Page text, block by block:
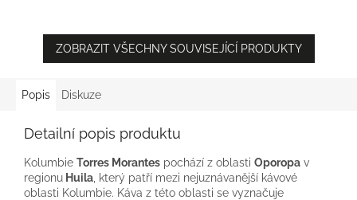
ZOBRAZIT VŠECHNY SOUVISEJÍCÍ PRODUKTY
Popis Diskuze
Detailní popis produktu
Kolumbie Torres Morantes pochází z oblasti Oporopa v
regionu Huila , který patří mezi nejuznávanější kávové
oblasti Kolumbie. Káva z této oblasti se vyznačuje